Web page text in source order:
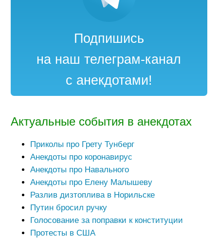
Подпишись
на наш телеграм-канал
с анекдотами!
Актуальные события в анекдотах
Приколы про Грету Тунберг
Анекдоты про коронавирус
Анекдоты про Навального
Анекдоты про Елену Малышеву
Разлив дизтоплива в Норильске
Путин бросил ручку
Голосование за поправки к конституции
Протесты в США